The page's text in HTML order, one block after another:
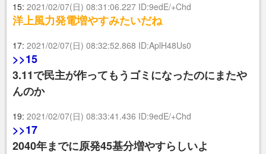
15: 2021/02/07(日) 08:31:06.227 ID:9edE/+Chd
洋上風力発電増やすみたいだね
17: 2021/02/07(日) 08:32:52.868 ID:AplH48Us0
>>15
3.11で民主が作ってもうゴミになったのにまたや
んのか
19: 2021/02/07(日) 08:33:41.436 ID:9edE/+Chd
>>17
2040年までに原発45基分増やすらしいよ